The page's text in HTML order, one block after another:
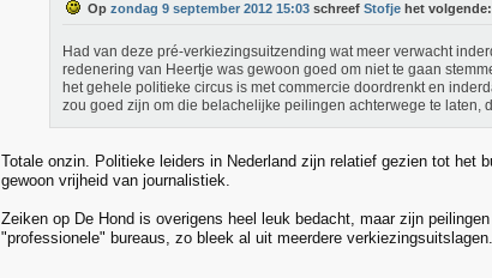
Op zondag 9 september 2012 15:03 schreef Stofje het volgende:
Had van deze pré-verkiezingsuitzending wat meer verwacht
redenering van Heertje was gewoon goed om niet te gaan
het gehele politieke circus is met commercie doordrenkt en
zou goed zijn om die belachelijke peilingen achterwege te laten,
Totale onzin. Politieke leiders in Nederland zijn relatief gezien tot het
gewoon vrijheid van journalistiek.
Zeiken op De Hond is overigens heel leuk bedacht, maar zijn
"professionele" bureaus, zo bleek al uit meerdere verkiezingsuitslagen.